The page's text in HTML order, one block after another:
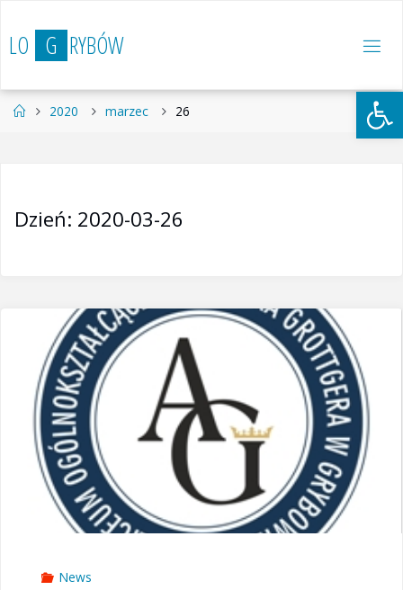
do
treści
LO G RYBÓW
Strona2020 marzec 26
Dzień: 2020-03-26
News